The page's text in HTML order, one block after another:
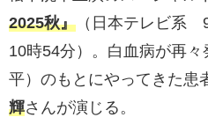
2025秋』 （日本テレビ系
10時54分）。白血病が再
平）のもとにやってきた患
輝さんが演じる。